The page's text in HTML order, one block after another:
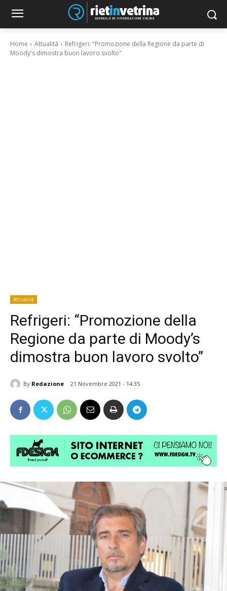
Home Attualità
Refrigeri: "Promozione della Regione da parte di
Moody's dimostra buon lavoro svolto"
Attualità
Refrigeri: “Promozione della
Regione da parte di Moody’s
dimostra buon lavoro svolto”
By Redazione 21 Novembre 2021 - 14:35